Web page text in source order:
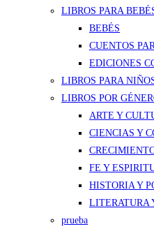
LIBROS PARA
BEBÉS
CUENTOS
EDICIONES
LIBROS PARA
LIBROS POR
ARTE Y
CIENCIAS Y
FE Y
HISTORIA Y
LITERATURA
prueba